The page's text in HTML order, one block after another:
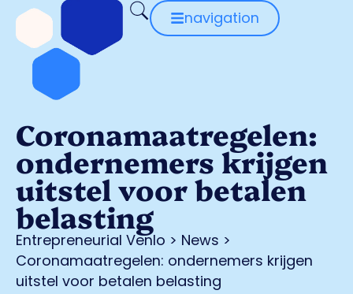
navigation
Coronamaatregelen:
ondernemers krijgen
uitstel voor betalen
belasting
Entrepreneurial Venlo > News >
Coronamaatregelen: ondernemers krijgen
uitstel voor betalen belasting